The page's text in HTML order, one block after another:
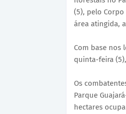
(5), pelo
área atingida,
Com base nos
quinta-feira
Os
Parque
hectares